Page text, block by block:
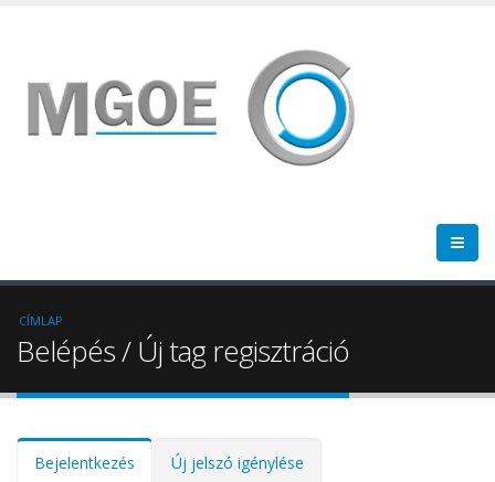
CÍMLAP
Belépés / Új tag regisztráció
Elsődleges fülek
Bejelentkezés (aktívÚj jelszó igénylése